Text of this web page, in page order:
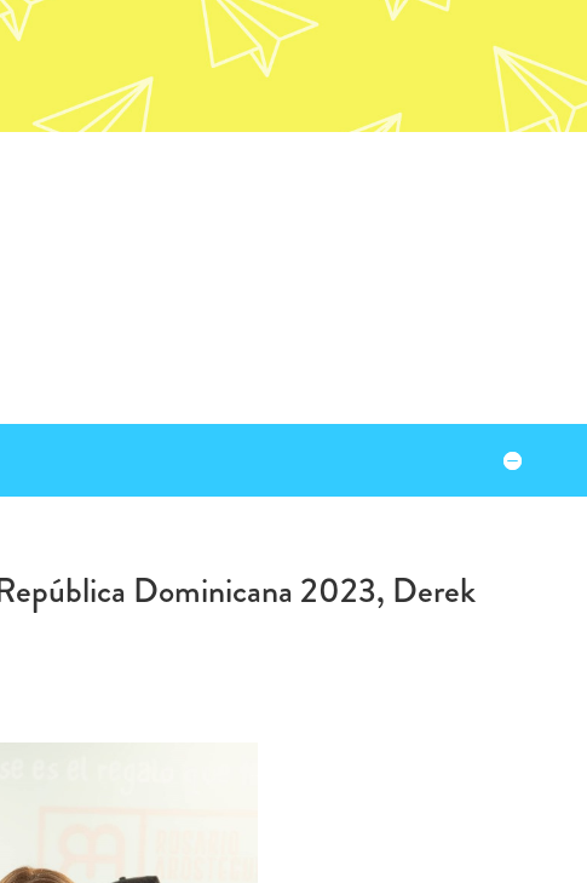
Dominicana 2023, Derek